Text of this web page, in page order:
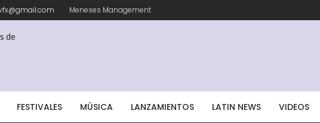
Meneses Management
FESTIVALES MÚSICA LANZAMIENTOS LATIN NEWS VIDEOS